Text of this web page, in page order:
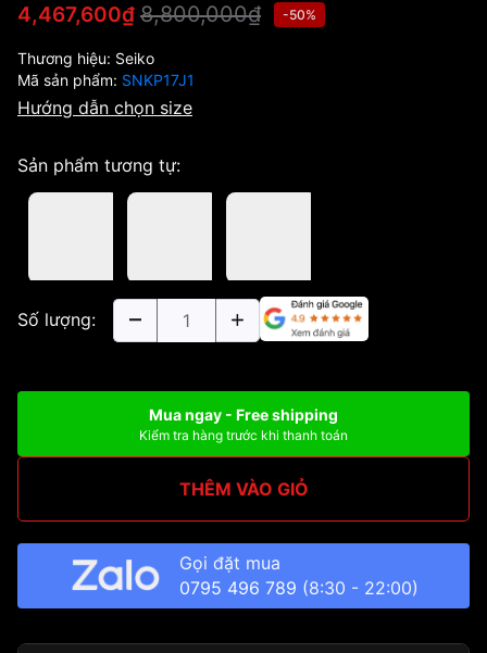
4,467,600₫ 8,800,000₫ -50%
Thương hiệu: Seiko
Mã sản phẩm: SNKP17J1
Hướng dẫn chọn size
Sản phẩm tương tự:
Số lượng:
Mua ngay - Free shipping
Kiểm tra hàng trước khi thanh toán
THÊM VÀO GIỎ
Gọi đặt mua
0795 496 789 (8:30 - 22:00)